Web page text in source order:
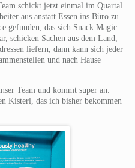
schickt jetzt einmal im Quartal
aus anstatt Essen ins Büro zu
gefunden, das sich Snack Magic
schicken Sachen aus dem Land,
liefern, dann kann sich jeder
und nach Hause
Team und kommt super an.
Kisterl, das ich bisher bekommen